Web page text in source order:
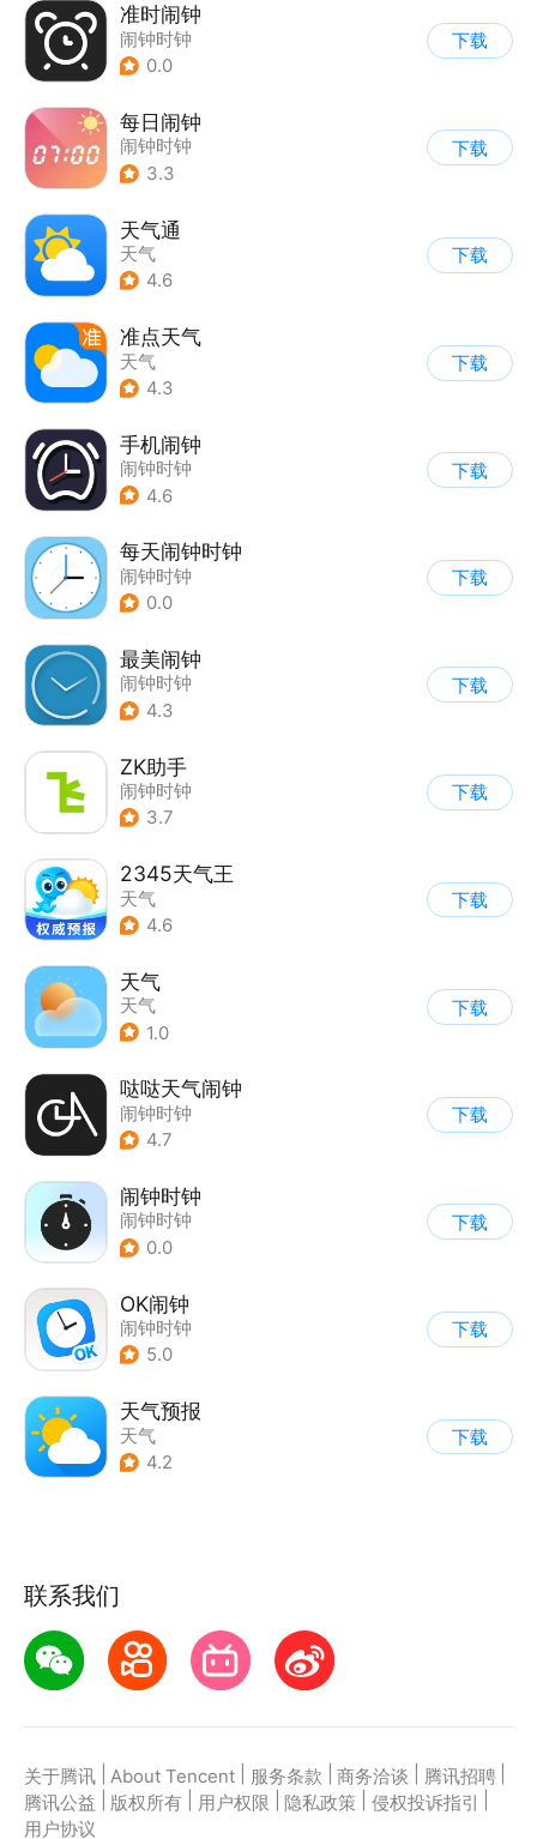
准时闹钟
闹钟时钟
0.0
下载
每日闹钟
闹钟时钟
3.3
下载
天气通
天气
4.6
下载
准点天气
天气
4.3
下载
手机闹钟
闹钟时钟
4.6
下载
每天闹钟时钟
闹钟时钟
0.0
下载
最美闹钟
闹钟时钟
4.3
下载
ZK助手
闹钟时钟
3.7
下载
2345天气王
天气
4.6
下载
天气
天气
1.0
下载
哒哒天气闹钟
闹钟时钟
4.7
下载
闹钟时钟
闹钟时钟
0.0
下载
OK闹钟
闹钟时钟
5.0
下载
天气预报
天气
4.2
下载
联系我们
关于腾讯 About Tencent 服务条款 商务洽谈 腾讯招聘
腾讯公益
版权所有 用户权限 隐私政策 侵权投诉指引
用户协议